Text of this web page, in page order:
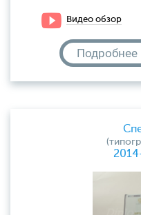
Видео обзор
Подробнее